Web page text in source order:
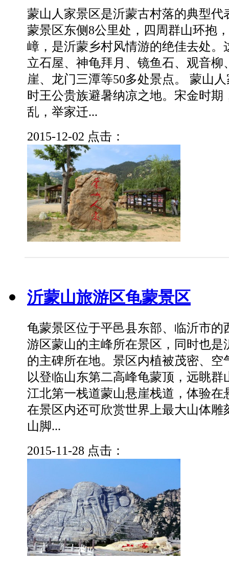
蒙山人家景区是沂蒙古村落的典型代
蒙景区东侧8公里处，四周群山环抱
嶂，是沂蒙乡村风情游的绝佳去处。
立石屋、神龟拜月、镜鱼石、观音柳
崖、龙门三潭等50多处景点。 蒙山
时王公贵族避暑纳凉之地。宋金时期
乱，举家迁...
2015-12-02 点击：
沂蒙山旅游区龟蒙景区
龟蒙景区位于平邑县东部、临沂市的
游区蒙山的主峰所在景区，同时也是
的主碑所在地。景区内植被茂密、空
以登临山东第二高峰龟蒙顶，远眺
江北第一栈道蒙山悬崖栈道，体验在
在景区内还可欣赏世界上最大山体雕
山脚...
2015-11-28 点击：